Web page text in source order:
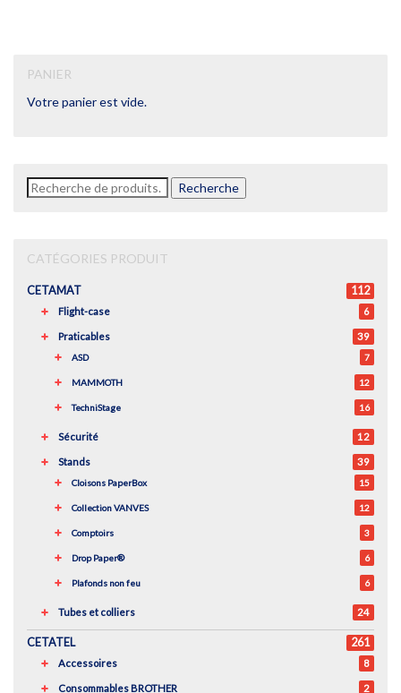
PANIER
Votre panier est vide.
Recherche
pour :
Recherche
CATÉGORIES PRODUIT
CETAMAT 112
Flight-case 6
Praticables 39
ASD 7
MAMMOTH 12
TechniStage 16
Sécurité 12
Stands 39
Cloisons PaperBox 15
Collection VANVES 12
Comptoirs 3
Drop Paper® 6
Plafonds non feu 6
Tubes et colliers 24
CETATEL 261
Accessoires 8
Consommables BROTHER 2